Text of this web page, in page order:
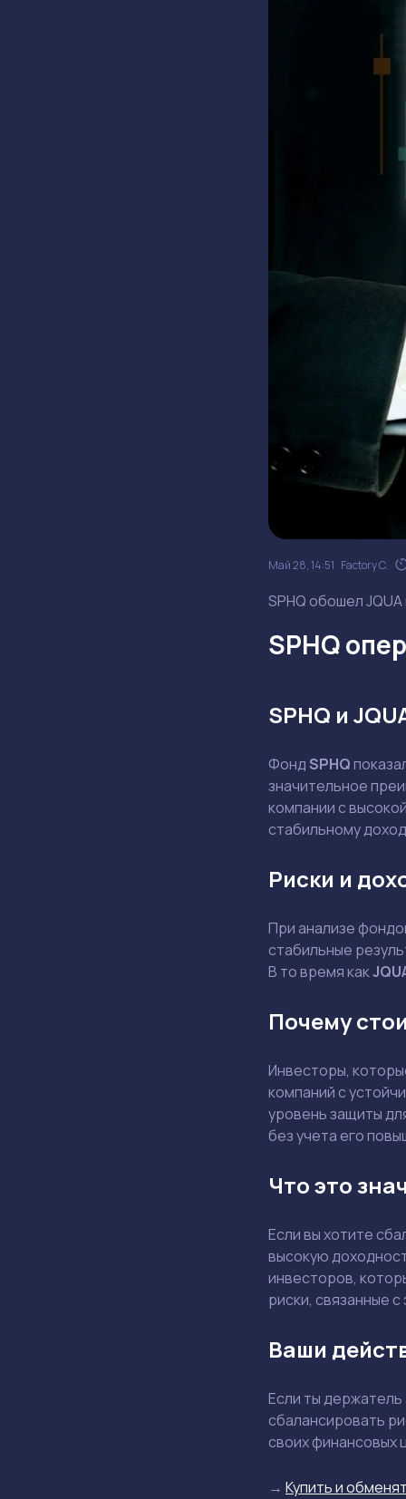
Май 28, 14:51 Factory C.
SPHQ обошел
SPHQ
SPHQ и
ФондSPHQ
значительное
компании с
стабильному
Риски и
При анализе
стабильные
В то время как
Почему
Инвесторы,
компаний с
уровень защиты
без учета его
Что это
Если вы хотите
высокую
инвесторов,
риски, связанные
Ваши
Если ты
сбалансировать
своих финансовых
→ Купить и